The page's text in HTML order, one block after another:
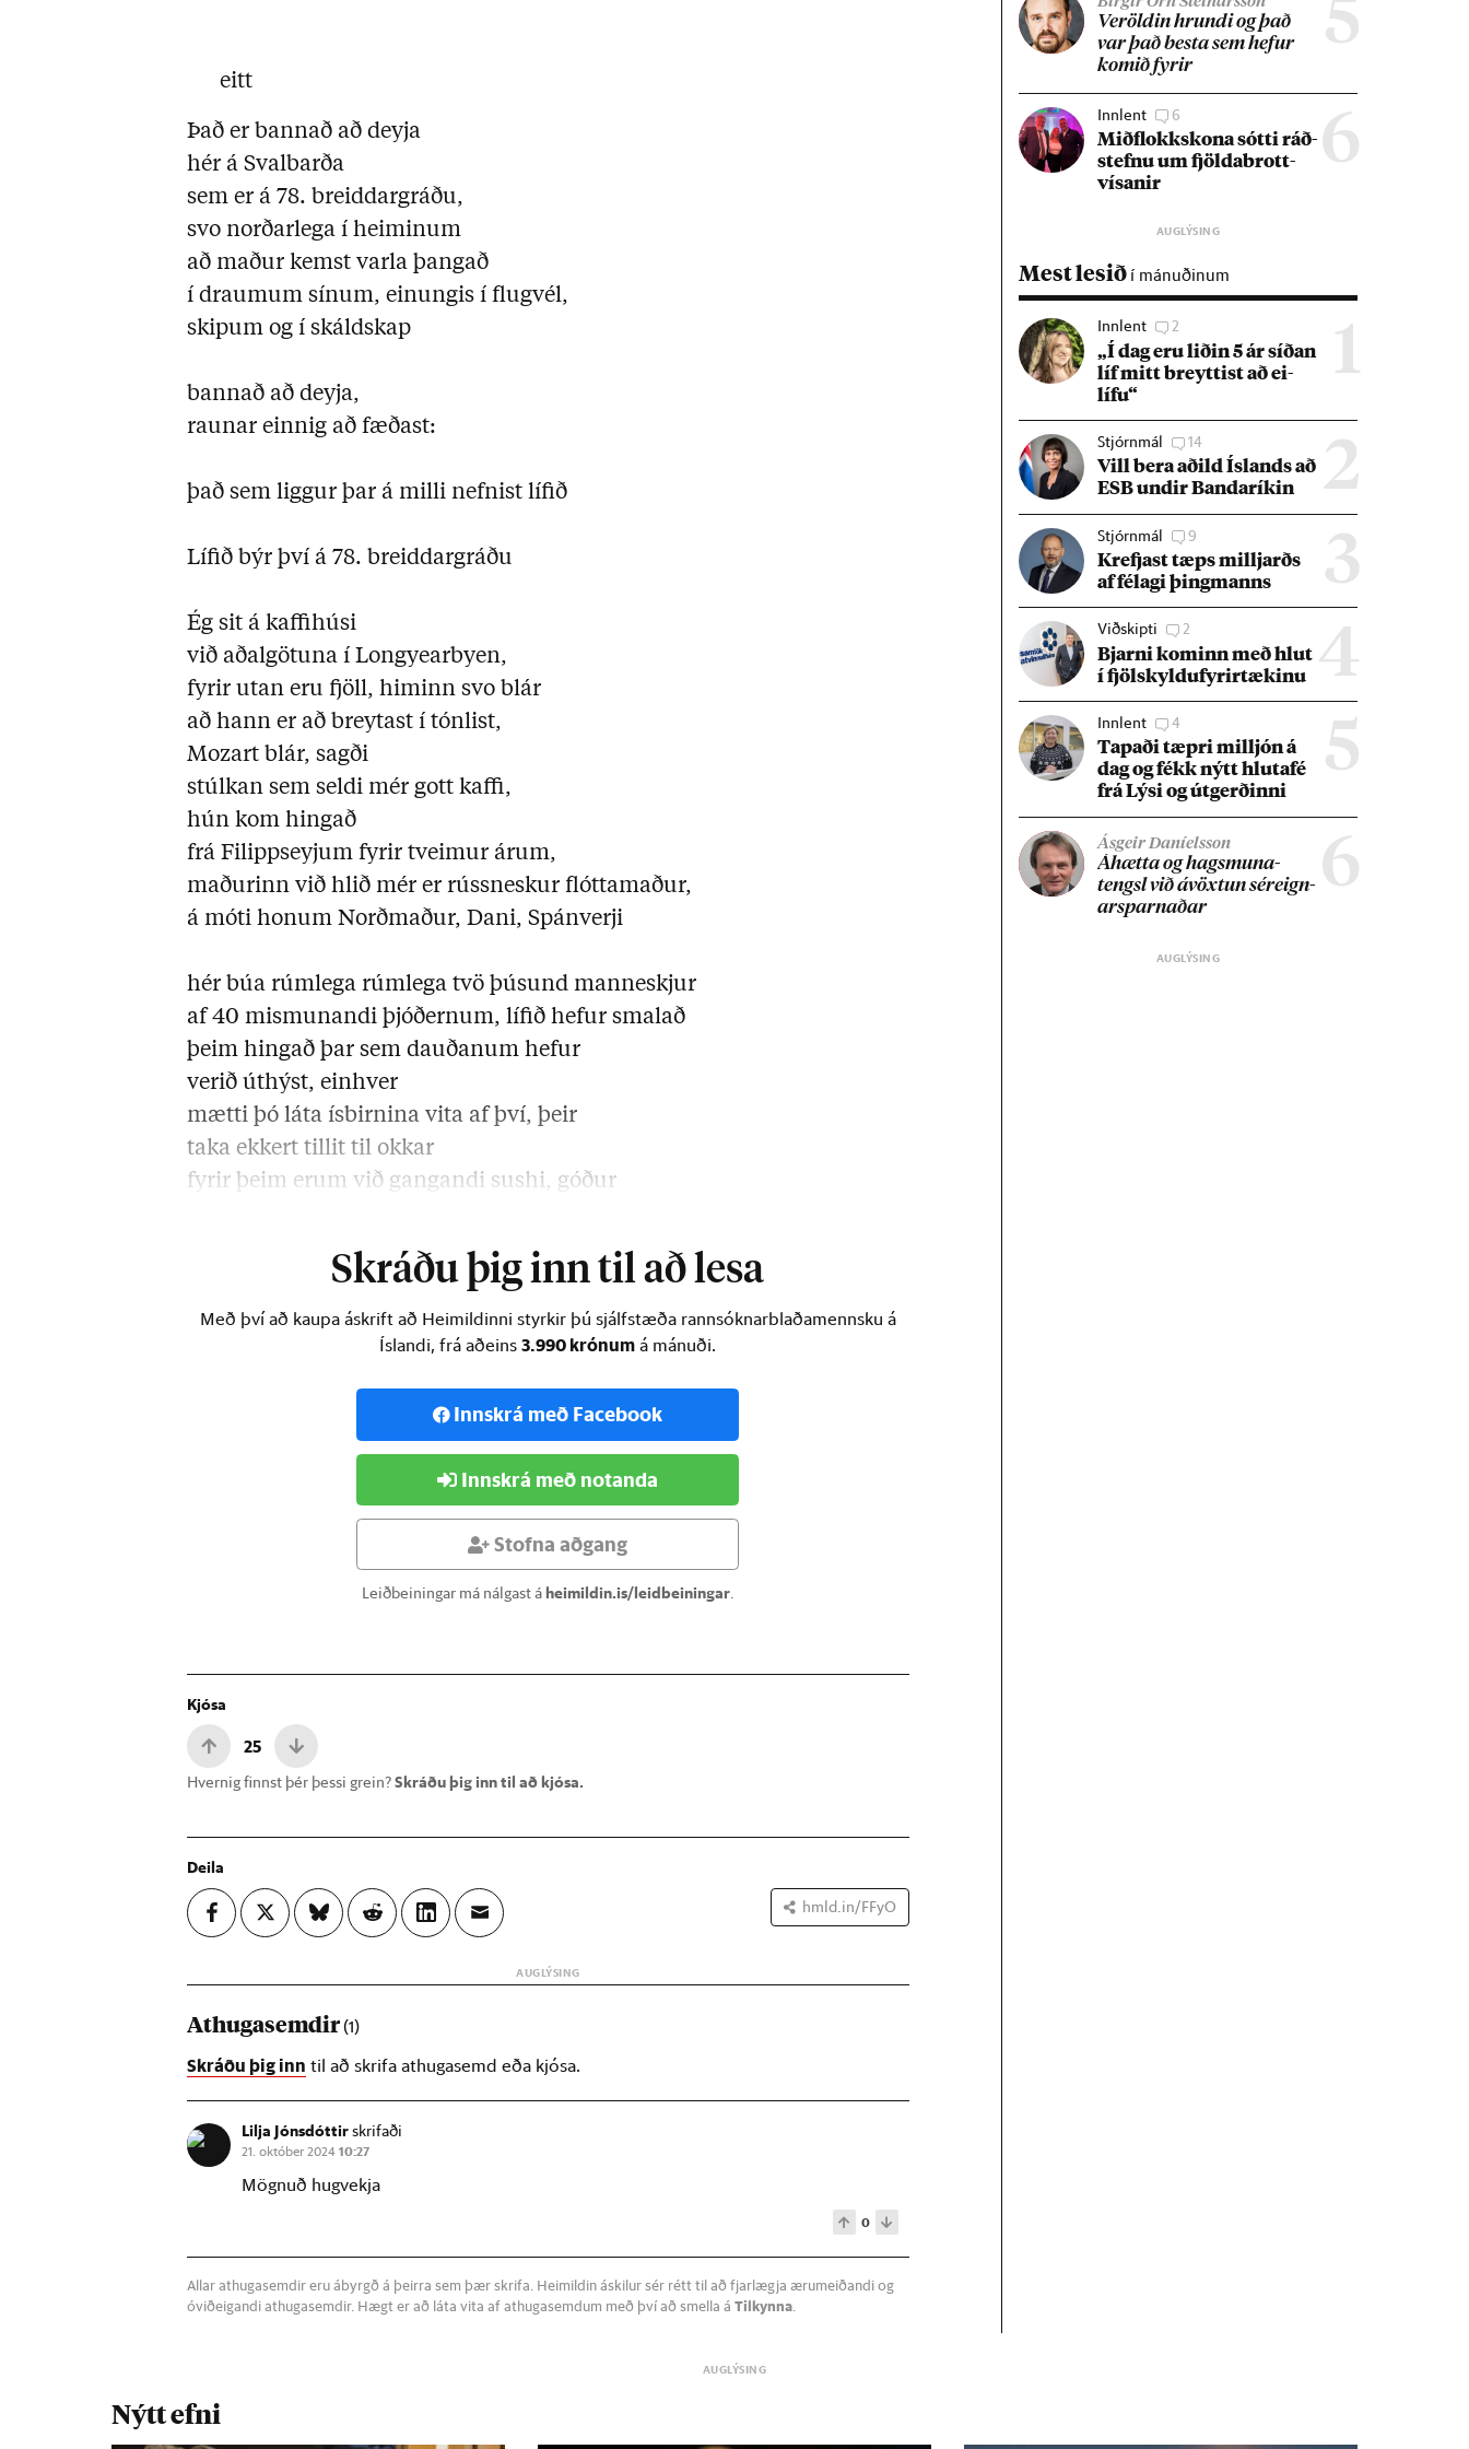
eitt
Það er bannað að deyja
hér á Svalbarða
sem er á 78. breiddargráðu,
svo norðarlega í heiminum
að maður kemst varla þangað
í draumum sínum, einungis í flugvél,
skipum og í skáldskap
bannað að deyja,
raunar einnig að fæðast:
það sem liggur þar á milli nefnist lífið
Lífið býr því á 78. breiddargráðu
Ég sit á kaffihúsi
við aðalgötuna í Longyearbyen,
fyrir utan eru fjöll, himinn svo blár
að hann er að breytast í tónlist,
Mozart blár, sagði
stúlkan sem seldi mér gott kaffi,
hún kom hingað
frá Filippseyjum fyrir tveimur árum,
maðurinn við hlið mér er rússneskur flóttamaður,
á móti honum Norðmaður, Dani, Spánverji
hér búa rúmlega rúmlega tvö þúsund manneskjur
af 40 mismunandi þjóðernum, lífið hefur smalað
þeim hingað þar sem dauðanum hefur
verið úthýst, einhver
mætti þó láta ísbirnina vita af því, þeir
taka ekkert tillit til okkar
fyrir þeim erum við gangandi sushi, góður
Skráðu þig inn til að lesa
Með því að kaupa áskrift að Heimildinni styrkir þú sjálfstæða rannsóknarblaðamennsku á
Íslandi, frá aðeins3.990 krónum á mánuði.
Innskrá með Facebook
Innskrá með notanda
Stofna aðgang
Leiðbeiningar má nálgast áheimildin.is/leidbeiningar.
Kjósa
25
Hvernig finnst þér þessi grein?Skráðu þig inn til að kjósa.
Deila
hmld.in/FFyO
Athugasemdir(1)
Skráðu þig inn til að skrifa athugasemd eða kjósa.
Lilja Jónsdóttirskrifaði
21. október 202410:27
Mögnuð hugvekja
0
Allar athugasemdir eru ábyrgð á þeirra sem þær skrifa. Heimildin áskilur sér rétt til að fjarlægja ærumeiðandi og
óviðeigandi athugasemdir. Hægt er að láta vita af athugasemdum með því að smella áTilkynna
5
Ver­öld­in hrundi og það
var það besta sem hef­ur
kom­ið fyr­ir
6
Innlent 6
Mið­flokks­kona sótti ráð­
stefnu um fjölda­brott­
vís­an­ir
Mest lesið í mánuðinum
1
Innlent 2
„Í dag eru lið­in 5 ár síð­an
líf mitt breytt­ist að ei­
lífu“
2
Stjórnmál 14
Vill bera að­ild Ís­lands að
ESB und­ir Banda­rík­in
3
Stjórnmál 9
Krefjast tæps millj­arðs
af fé­lagi þing­manns
4
Viðskipti 2
Bjarni kom­inn með hlut
í fjöl­skyldu­fyr­ir­tæk­inu
5
Innlent 4
Tap­aði tæpri millj­ón á
dag og fékk nýtt hluta­fé
frá Lýsi og út­gerð­inni
6
Ásgeir Daníelsson
Áhætta og hags­muna­
tengsl við ávöxt­un sér­eign­
ar­sparn­að­ar
Nýtt efni